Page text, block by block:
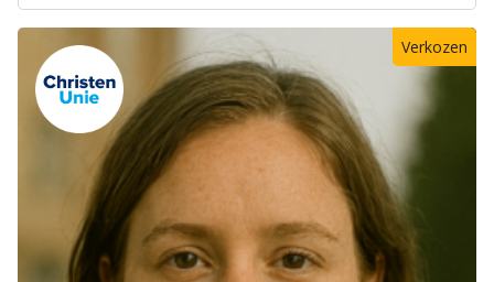
Verkozen